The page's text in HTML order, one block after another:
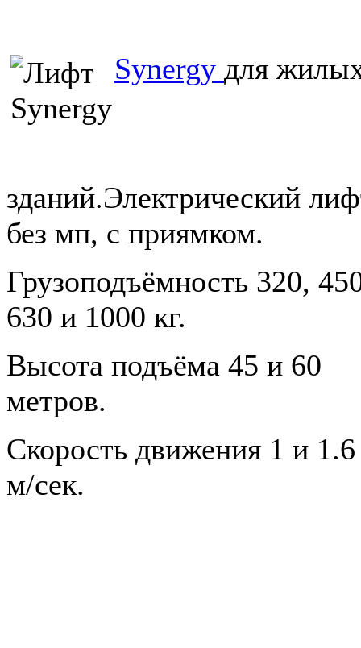
Synergy для
зданий.Электрический
без мп, с приямком.
Грузоподъёмность 320,
630 и 1000 кг.
Высота подъёма 45 и 60
метров.
Скорость движения 1 и 1.6
м/сек.